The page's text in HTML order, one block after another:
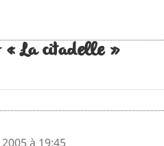
« La citadelle »
à 19:45